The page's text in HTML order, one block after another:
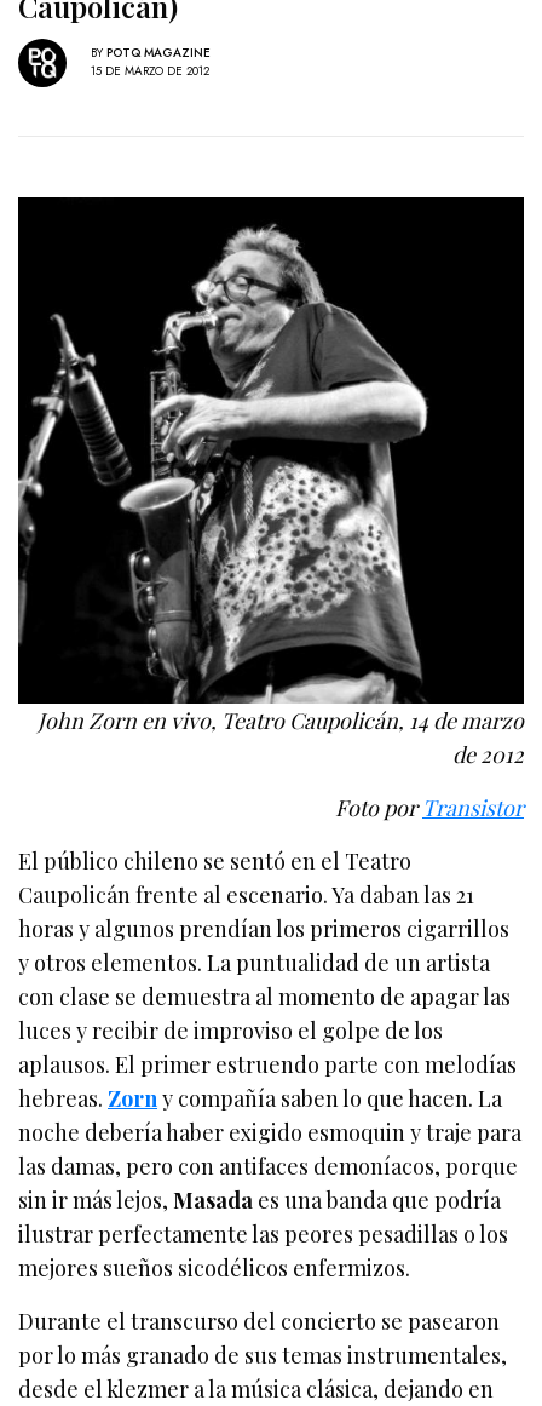
BY POTQ MAGAZINE
15 DE MARZO DE 2012
John Zorn en vivo, Teatro Caupolicán, 14 de marzo
de 2012
Foto por Transistor
El público chileno se sentó en el Teatro
Caupolicán frente al escenario. Ya daban las 21
horas y algunos prendían los primeros cigarrillos
y otros elementos. La puntualidad de un artista
con clase se demuestra al momento de apagar las
luces y recibir de improviso el golpe de los
aplausos. El primer estruendo parte con melodías
hebreas. Zorny compañía saben lo que hacen. La
noche debería haber exigido esmoquin y traje para
las damas, pero con antifaces demoníacos, porque
sin ir más lejos,Masada es una banda que podría
ilustrar perfectamente las peores pesadillas o los
mejores sueños sicodélicos enfermizos.
Durante el transcurso del concierto se pasearon
por lo más granado de sus temas instrumentales,
desde el klezmer a la música clásica, dejando en